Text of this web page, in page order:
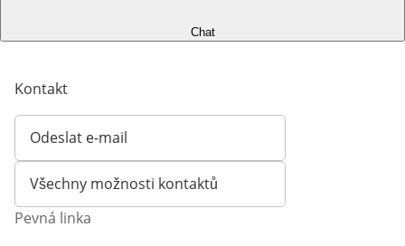
Chat
Kontakt
Odeslat e-mail
Otevírá e-mailového klienta
Všechny možnosti kontaktů
Pevná linka